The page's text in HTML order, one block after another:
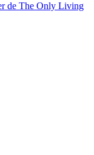
de The Only Living